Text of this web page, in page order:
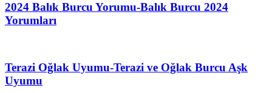
2024 Balık Burcu Yorumu-Balık Burcu 2024
Yorumları
Terazi Oğlak Uyumu-Terazi ve Oğlak Burcu Aşk
Uyumu